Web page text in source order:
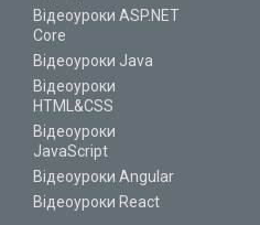
Відеоуроки ASP.NET
Core
Відеоуроки Java
Відеоуроки
HTML&CSS
Відеоуроки
JavaScript
Відеоуроки Angular
Відеоуроки React